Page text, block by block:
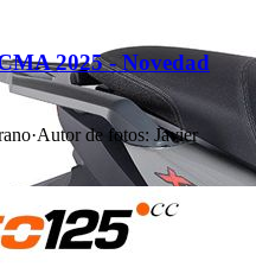
2025 - Novedad
·Autor de fotos: Javier